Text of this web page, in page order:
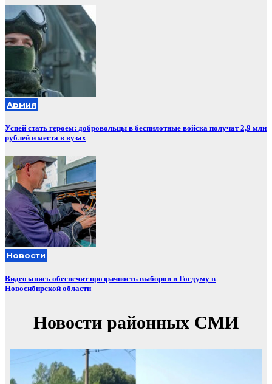
Армия
Успей стать героем: добровольцы в беспилотные войска получат 2,9 млн
рублей и места в вузах
Новости
Видеозапись обеспечит прозрачность выборов в Госдуму в
Новосибирской области